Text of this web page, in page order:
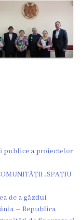
publice a proiectelor
„SPAȚIU
de a găzdui
– Republica